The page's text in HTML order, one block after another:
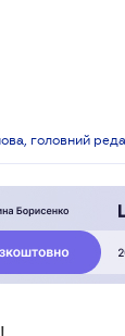
головний